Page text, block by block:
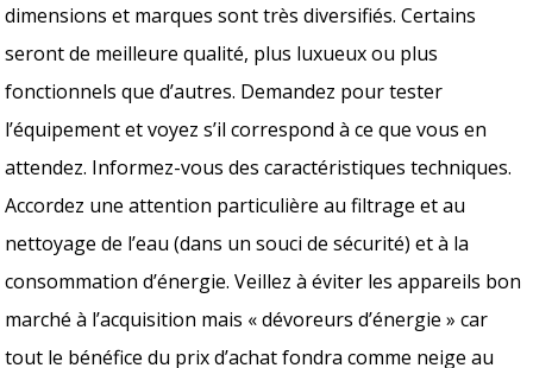
dimensions et marques sont très diversifiés. Certains
seront de meilleure qualité, plus luxueux ou plus
fonctionnels que d’autres. Demandez pour tester
l’équipement et voyez s’il correspond à ce que vous en
attendez. Informez-vous des caractéristiques techniques.
Accordez une attention particulière au filtrage et au
nettoyage de l’eau (dans un souci de sécurité) et à la
consommation d’énergie. Veillez à éviter les appareils bon
marché à l’acquisition mais « dévoreurs d’énergie » car
tout le bénéfice du prix d’achat fondra comme neige au